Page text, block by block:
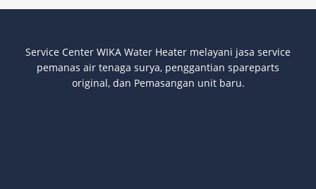
Service Center WIKA Water Heater melayani jasa service
pemanas air tenaga surya, penggantian spareparts
original, dan Pemasangan unit baru.